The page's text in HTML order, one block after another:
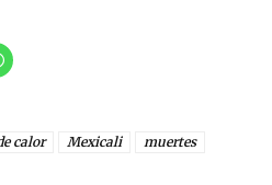
calor Mexicali
muertes